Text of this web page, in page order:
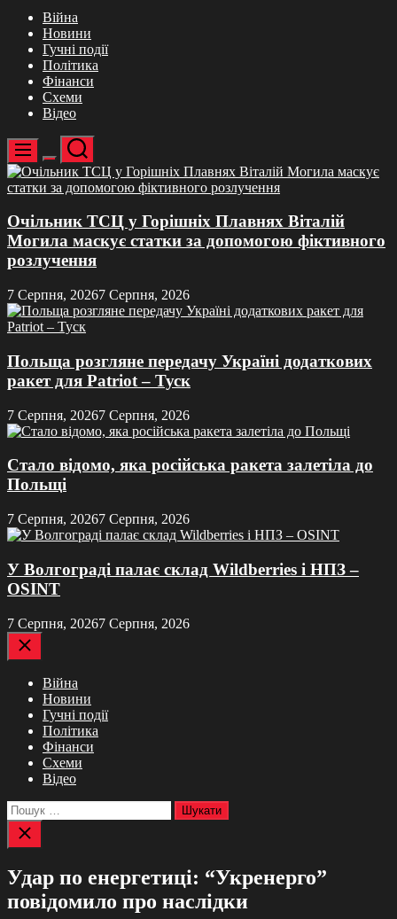
Війна
Новини
Гучні події
Політика
Фінанси
Схеми
Відео
Меню
Перемикач
кольорового
режиму
Пошук
Очільник ТСЦ у Горішніх Плавнях Віталій
Могила маскує статки за допомогою фіктивного
розлучення
7 Серпня, 20267 Серпня, 2026
Польща розгляне передачу Україні додаткових
ракет для Patriot – Туск
7 Серпня, 20267 Серпня, 2026
Стало відомо, яка російська ракета залетіла до
Польщі
7 Серпня, 20267 Серпня, 2026
У Волгограді палає склад Wildberries і НПЗ –
OSINT
7 Серпня, 20267 Серпня, 2026
Закрити
Війна
Новини
Гучні події
Політика
Фінанси
Схеми
Відео
Пошук:
Закрити
пошук
Удар по енергетиці: “Укренерго”
повідомило про наслідки